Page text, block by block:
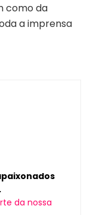
como da
a imprensa
da nossa